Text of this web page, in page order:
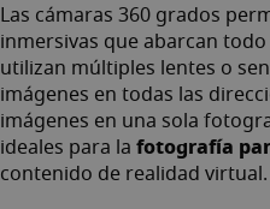
Las cámaras 360 grados
inmersivas que abarcan
utilizan múltiples lentes o
imágenes en todas las
imágenes en una sola
ideales para la fotografía
contenido de realidad virtual.